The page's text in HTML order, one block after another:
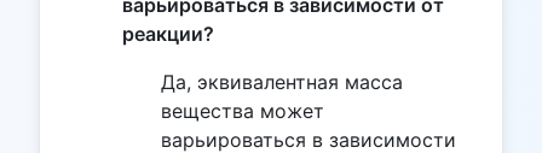
реакции?
Да, эквивалентная масса
вещества может
варьироваться в зависимости